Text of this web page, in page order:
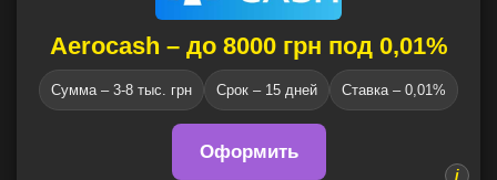
Aerocash – до 8000 грн под 0,01%
Сумма – 3-8 тыс. грн Срок – 15 дней Ставка – 0,01%
Оформить